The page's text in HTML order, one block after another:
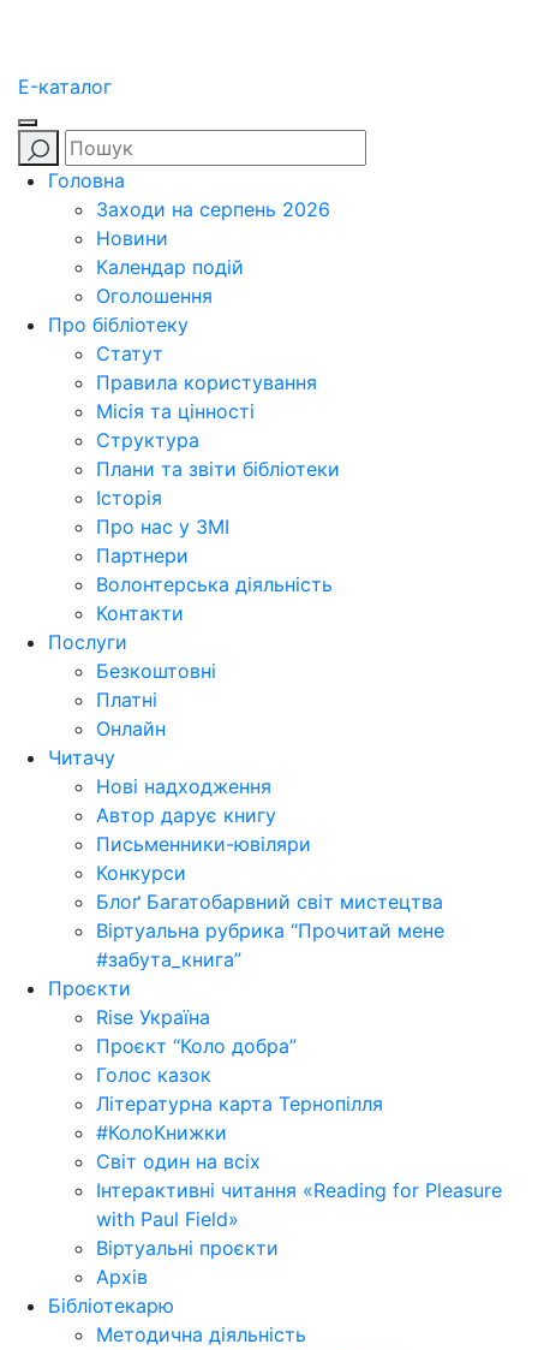
E-каталог
Головна
Заходи на серпень 2026
Новини
Календар подій
Оголошення
Про бібліотеку
Статут
Правила користування
Місія та цінності
Структура
Плани та звіти бібліотеки
Історія
Про нас у ЗМІ
Партнери
Волонтерська діяльність
Контакти
Послуги
Безкоштовні
Платні
Онлайн
Читачу
Нові надходження
Автор дарує книгу
Письменники-ювіляри
Конкурси
Блоґ Багатобарвний світ мистецтва
Віртуальна рубрика “Прочитай мене
#забута_книга”
Проєкти
Rise Україна
Проєкт “Коло добра”
Голос казок
Літературна карта Тернопілля
#КолоКнижки
Світ один на всіх
Інтерактивні читання «Reading for Pleasure
with Paul Field»
Віртуальні проєкти
Архів
Бібліотекарю
Методична діяльність